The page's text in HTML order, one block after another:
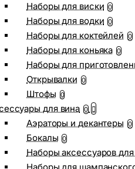
Наборы для виски 0
Наборы для водки 0
Наборы для коктейлей 0
Наборы для коньяка 0
Наборы для
Открывалки 0
Штофы 0
для вина 0
Аэраторы и декантеры 0
Бокалы 0
Наборы аксессуаров